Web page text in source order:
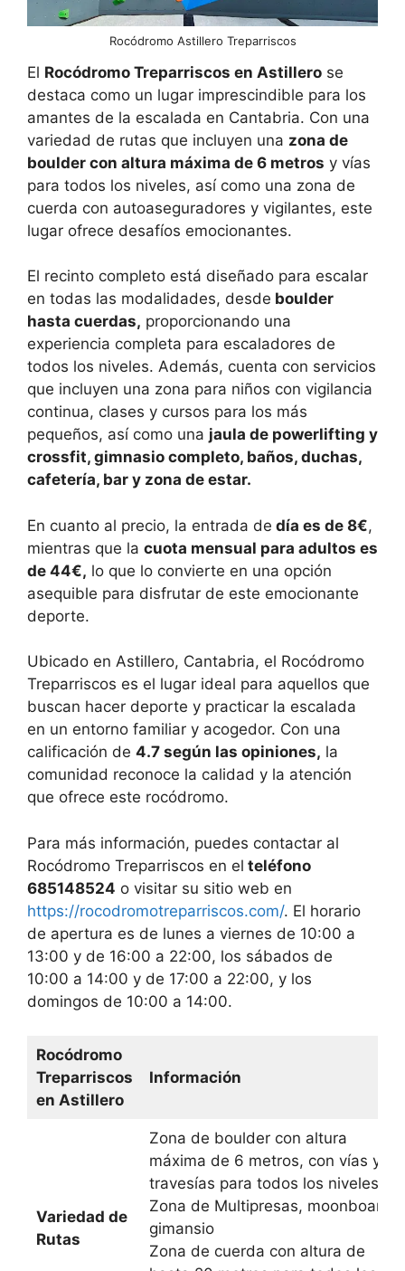
Rocódromo Astillero Treparriscos
El Rocódromo Treparriscos en Astillero se
destaca como un lugar imprescindible para los
amantes de la escalada en Cantabria. Con una
variedad de rutas que incluyen una zona de
boulder con altura máxima de 6 metros y vías
para todos los niveles, así como una zona de
cuerda con autoaseguradores y vigilantes, este
lugar ofrece desafíos emocionantes.
El recinto completo está diseñado para escalar
en todas las modalidades, desde boulder
hasta cuerdas, proporcionando una
experiencia completa para escaladores de
todos los niveles. Además, cuenta con servicios
que incluyen una zona para niños con vigilancia
continua, clases y cursos para los más
pequeños, así como una jaula de powerlifting y
crossfit, gimnasio completo, baños, duchas,
cafetería, bar y zona de estar.
En cuanto al precio, la entrada de día es de 8€,
mientras que la cuota mensual para adultos es
de 44€, lo que lo convierte en una opción
asequible para disfrutar de este emocionante
deporte.
Ubicado en Astillero, Cantabria, el Rocódromo
Treparriscos es el lugar ideal para aquellos que
buscan hacer deporte y practicar la escalada
en un entorno familiar y acogedor. Con una
calificación de 4.7 según las opiniones, la
comunidad reconoce la calidad y la atención
que ofrece este rocódromo.
Para más información, puedes contactar al
Rocódromo Treparriscos en el teléfono
685148524 o visitar su sitio web en
https://rocodromotreparriscos.com/. El horario
de apertura es de lunes a viernes de 10:00 a
13:00 y de 16:00 a 22:00, los sábados de
10:00 a 14:00 y de 17:00 a 22:00, y los
domingos de 10:00 a 14:00.
Rocódromo
Treparriscos
en Astillero
Información
Variedad de
Rutas
Zona de boulder con altura
máxima de 6 metros, con vías y
travesías para todos los niveles.
Zona de Multipresas, moonboard y
gimansio
Zona de cuerda con altura de